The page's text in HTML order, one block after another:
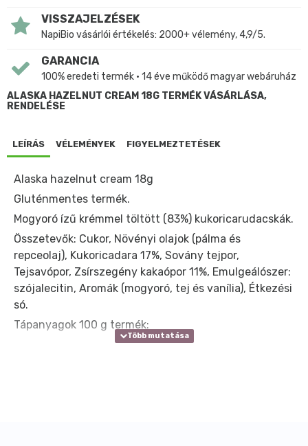
VISSZAJELZÉSEK
NapiBio vásárlói értékelés: 2000+ vélemény, 4,9/5.
GARANCIA
100% eredeti termék • 14 éve működő magyar webáruház
ALASKA HAZELNUT CREAM 18G TERMÉK VÁSÁRLÁSA,
RENDELÉSE
LEÍRÁS VÉLEMÉNYEK FIGYELMEZTETÉSEK
Alaska hazelnut cream 18g
Gluténmentes termék.
Mogyoró ízű krémmel töltött (83%) kukoricarudacskák.
Összetevők: Cukor, Növényi olajok (pálma és
repceolaj), Kukoricadara 17%, Sovány tejpor,
Tejsavópor, Zsírszegény kakaópor 11%, Emulgeálószer:
szójalecitin, Aromák (mogyoró, tej és vanília), Étkezési
só.
Tápanyagok 100 g termék: